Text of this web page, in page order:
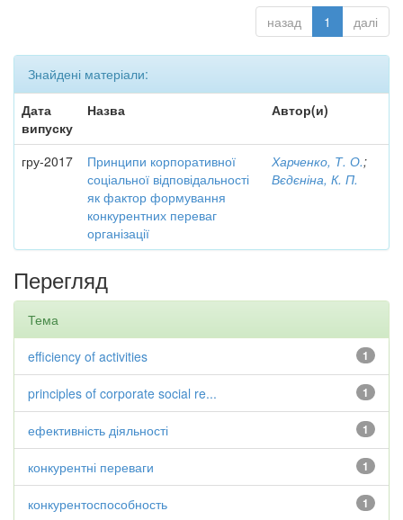
назад 1 далі
Знайдені матеріали:
Дата
випуску
Назва Автор(и)
гру-2017
Принципи корпоративної
соціальної відповідальності
як фактор формування
конкурентних переваг
організації
Харченко, Т. О.;
Вєдєніна, К. П.
Перегляд
Тема
1
efficiency of activities
1
principles of corporate social re...
1
ефективність діяльності
1
конкурентні переваги
1
конкурентоспособность